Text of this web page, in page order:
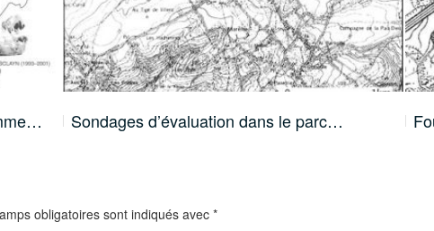
Sondages d’évaluation dans le parc…
obligatoires sont indiqués avec *